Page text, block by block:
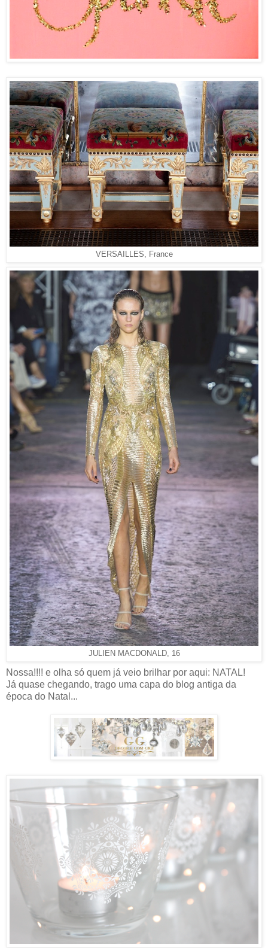
VERSAILLES, France
JULIEN MACDONALD, 16
Nossa!!!! e olha só quem já veio brilhar por aqui: NATAL!
Já quase chegando, trago uma capa do blog antiga da
época do Natal...